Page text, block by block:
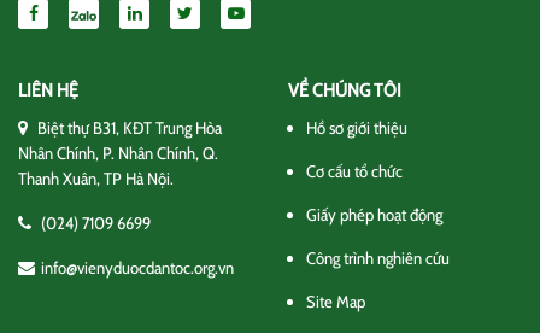
LIÊN HỆ
Biệt thự B31, KĐT Trung Hòa
Nhân Chính, P. Nhân Chính, Q.
Thanh Xuân, TP Hà Nội.
(024) 7109 6699
info@vienyduocdantoc.org.vn
VỀ CHÚNG TÔI
Hồ sơ giới thiệu
Cơ cấu tổ chức
Giấy phép hoạt động
Công trình nghiên cứu
Site Map